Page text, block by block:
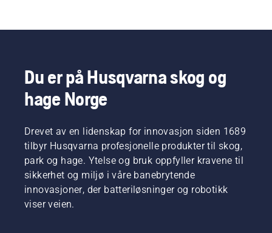
Du er på Husqvarna skog og
hage Norge
Drevet av en lidenskap for innovasjon siden 1689
tilbyr Husqvarna profesjonelle produkter til skog,
park og hage. Ytelse og bruk oppfyller kravene til
sikkerhet og miljø i våre banebrytende
innovasjoner, der batteriløsninger og robotikk
viser veien.